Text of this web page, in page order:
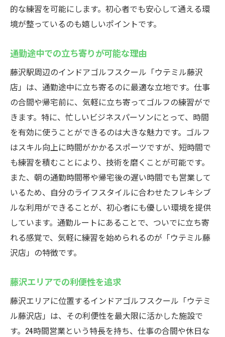
的な練習を可能にします。初心者でも安心して通える環
境が整っているのも嬉しいポイントです。
通勤途中での立ち寄りが可能な理由
藤沢駅周辺のインドアゴルフスクール「ウテミル藤沢
店」は、通勤途中に立ち寄るのに最適な立地です。仕事
の合間や帰宅前に、気軽に立ち寄ってゴルフの練習がで
きます。特に、忙しいビジネスパーソンにとって、時間
を有効に使うことができるのは大きな魅力です。ゴルフ
はスキル向上に時間がかかるスポーツですが、短時間で
も練習を積むことにより、技術を磨くことが可能です。
また、朝の通勤時間帯や帰宅後の遅い時間でも営業して
いるため、自分のライフスタイルに合わせたフレキシブ
ルな利用ができることが、初心者にも優しい環境を提供
しています。通勤ルートにあることで、ついでに立ち寄
れる感覚で、気軽に練習を始められるのが「ウテミル藤
沢店」の特徴です。
藤沢エリアでの利便性を追求
藤沢エリアに位置するインドアゴルフスクール「ウテミ
ル藤沢店」は、その利便性を最大限に活かした施設で
す。24時間営業という特長を持ち、仕事の合間や休日な